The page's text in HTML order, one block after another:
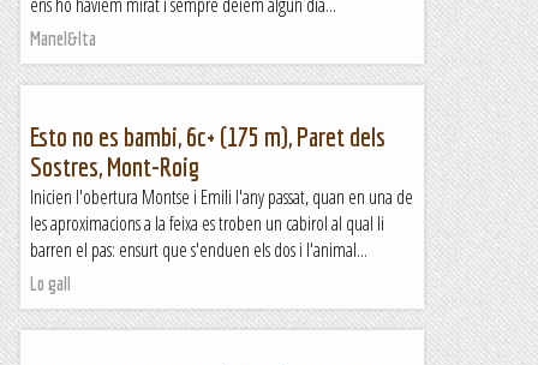
Manel&Ita
Esto no es bambi, 6c+ (175 m), Paret dels
Sostres, Mont-Roig
Inicien l'obertura Montse i Emili l'any passat, quan en una de
les aproximacions a la feixa es troben un cabirol al qual li
barren el pas: ensurt que s'enduen els dos i l'animal...
Lo gall